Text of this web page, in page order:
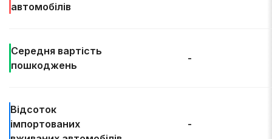
автомобілів
Середня вартість
пошкоджень
-
Відсоток
імпортованих
-